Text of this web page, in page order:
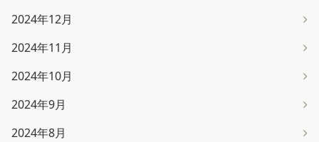
2024年12月
2024年11月
2024年10月
2024年9月
2024年8月